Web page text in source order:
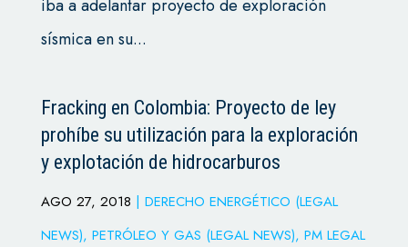
iba a adelantar proyecto de exploración
sísmica en su...
Fracking en Colombia: Proyecto de ley
prohíbe su utilización para la exploración
y explotación de hidrocarburos
AGO 27, 2018 | DERECHO ENERGÉTICO (LEGAL
NEWS), PETRÓLEO Y GAS (LEGAL NEWS), PM LEGAL